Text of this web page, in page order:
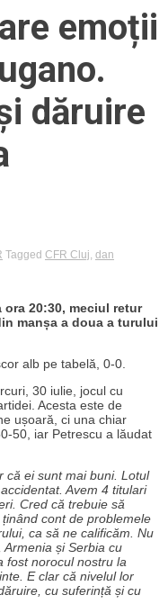
emoții
dăruire
Tagged CFR Cluj dan
20:30, meciul retur
manșa a doua a turului
alb pe tabelă, 0-0.
30 iulie, jocul cu
Acesta este de
ușoară, ci una chiar
50, iar Petrescu a lăudat
că ei sunt mai buni. Lotul
Avem 4 titulari
Cred că trebuie să
cont de problemele
ca să ne calificăm. Nu
și Serbia cu
fost norocul nostru la
E clar că nivelul lor
cu suferință și cu